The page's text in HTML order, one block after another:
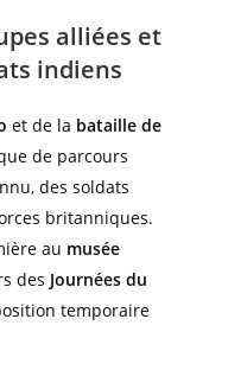
alliées et
indiens
et de la bataille de
de parcours
des soldats
britanniques.
au musée
des Journées du
temporaire